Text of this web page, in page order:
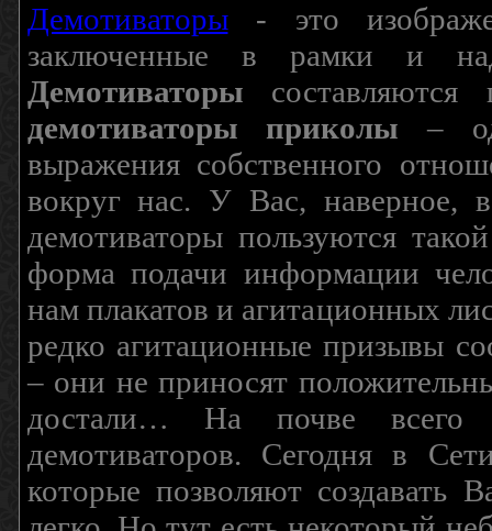
Демотиваторы- это
заключенные в рамки и
Демотиваторы составляются
демотиваторы приколы –
выражения собственного
вокруг нас. У Вас, наверное,
демотиваторы пользуются
форма подачи информации
нам плакатов и агитационных
редко агитационные призывы
– они не приносят
достали… На почве всего
демотиваторов. Сегодня в
которые позволяют создавать